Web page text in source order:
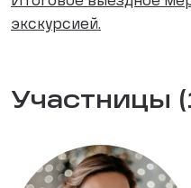
экскурсией.
Участницы